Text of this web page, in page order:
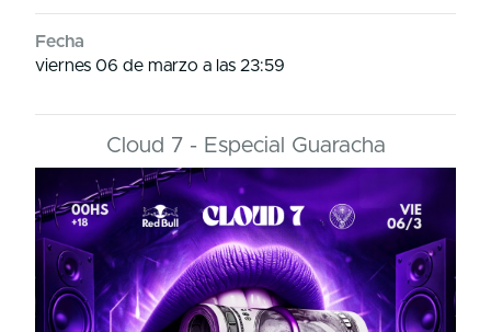
Fecha
viernes 06 de marzo a las 23:59
Cloud 7 - Especial Guaracha